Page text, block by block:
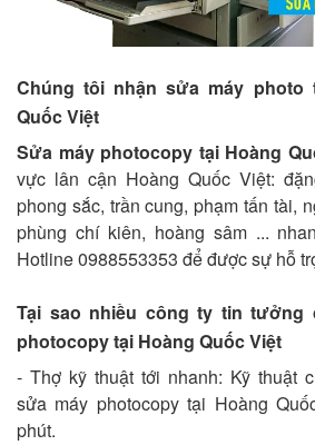
Chúng tôi nhận sửa máy photo
Quốc Việt
Sửa máy photocopy tại Hoàng
vực lân cận Hoàng Quốc Việt:
phong sắc, trần cung, phạm tấn tài,
phùng chí kiên, hoàng sâm ...
Hotline 0988553353 để được sự hỗ
Tại sao nhiều công ty tin tưởng
photocopy tại Hoàng Quốc Việt
- Thợ kỹ thuật tới nhanh: Kỹ thuật
sửa máy photocopy tại Hoàng
phút.